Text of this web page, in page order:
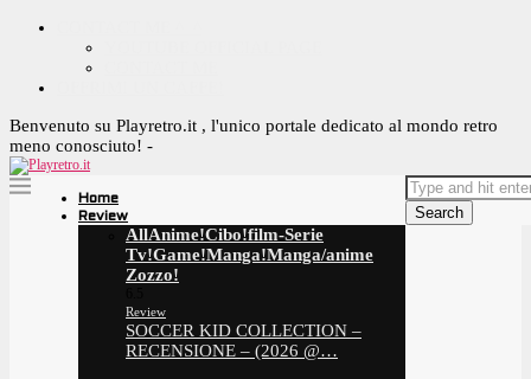
Benvenuto su Playretro.it , l'unico portale dedicato al mondo retro
meno conosciuto! -
Home
Review
AllAnime!Cibo!film-Serie
Tv!Game!Manga!Manga/anime
Zozzo!
Review
SOCCER KID COLLECTION –
RECENSIONE – (2026 @…
Search